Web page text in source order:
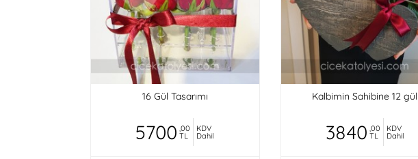
16 Gül Tasarımı
5700 ,00
TL
KDV
Dahil
Kalbimin Sahibine 12 gül
3840 ,00
TL
KDV
Dahil